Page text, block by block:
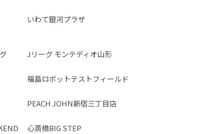
いわて銀河プラザ
Jリーグ モンテディオ山形
福島ロボットテストフィールド
PEACH JOHN新宿三丁目店
心斎橋BIG STEP